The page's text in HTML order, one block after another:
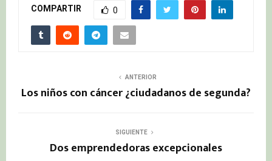
COMPARTIR 0
ANTERIOR
Los niños con cáncer ¿ciudadanos de segunda?
SIGUIENTE
Dos emprendedoras excepcionales